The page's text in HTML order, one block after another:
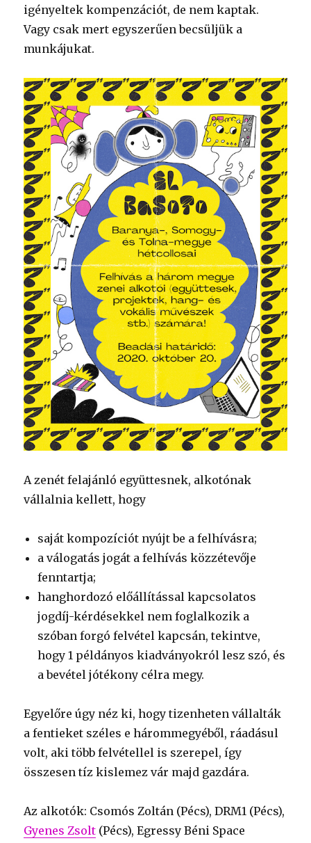
igényeltek kompenzációt, de nem kaptak.
Vagy csak mert egyszerűen becsüljük a
munkájukat.
A zenét felajánló együttesnek, alkotónak
vállalnia kellett, hogy
saját kompozíciót nyújt be a felhívásra;
a válogatás jogát a felhívás közzétevője
fenntartja;
hanghordozó előállítással kapcsolatos
jogdíj-kérdésekkel nem foglalkozik a
szóban forgó felvétel kapcsán, tekintve,
hogy 1 példányos kiadványokról lesz szó, és
a bevétel jótékony célra megy.
Egyelőre úgy néz ki, hogy tizenheten vállalták
a fentieket széles e hárommegyéből, ráadásul
volt, aki több felvétellel is szerepel, így
összesen tíz kislemez vár majd gazdára.
Az alkotók: Csomós Zoltán (Pécs), DRM1 (Pécs),
Gyenes Zsolt (Pécs), Egressy Béni Space